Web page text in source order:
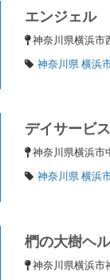
エンジェル
神奈川県横浜市
神奈川県 横浜
デイサービ
神奈川県横浜市
神奈川県 横浜
椚の大樹ヘ
神奈川県横浜市